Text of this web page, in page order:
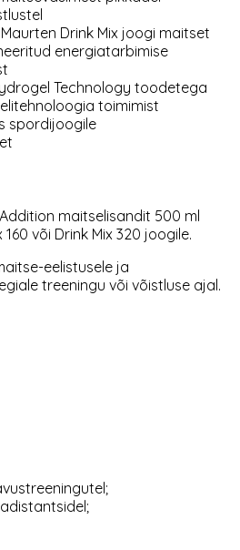
Drink Mix joogi maitset
energiatarbimise
Technology toodetega
toimimist
spordijoogile
maitselisandit 500 ml
või Drink Mix 320 joogile.
eelistusele ja
treeningu või võistluse ajal.